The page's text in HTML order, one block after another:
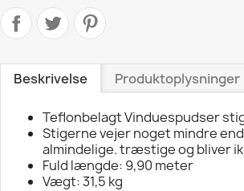
Beskrivelse Produktoplysninger
Teflonbelagt Vinduespudser
Stigerne vejer noget mindre
almindelige. træstige og bliver
Fuld længde: 9,90 meter
Vægt: 31,5 kg